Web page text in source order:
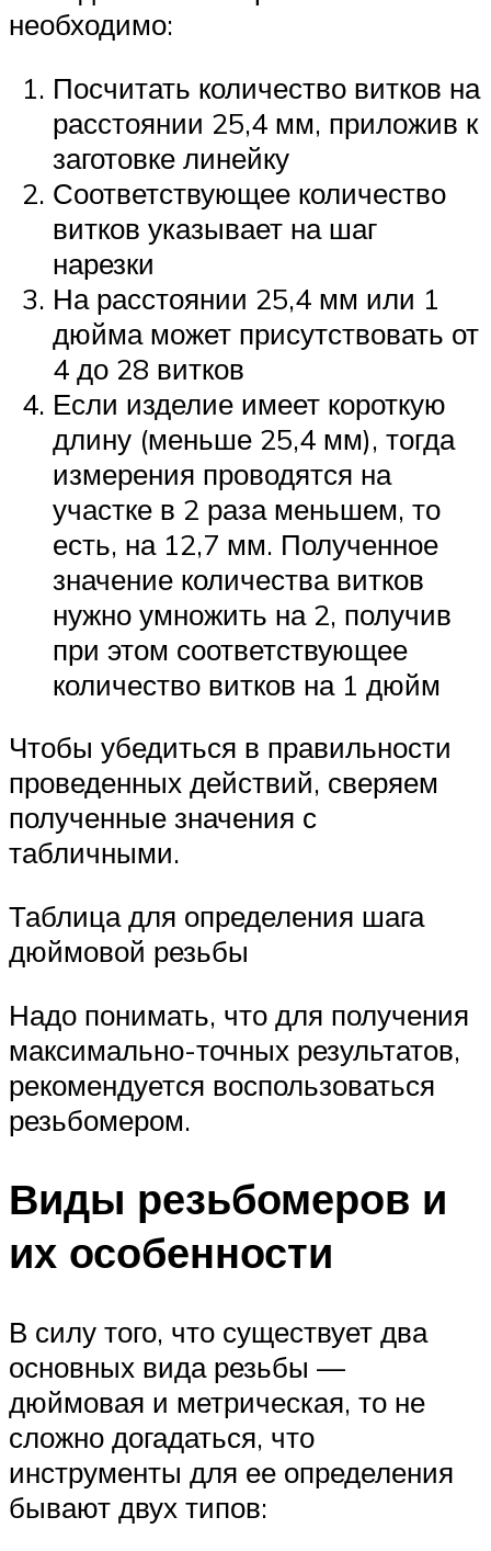
необходимо:
Посчитать количество витков на
расстоянии 25,4 мм, приложив к
заготовке линейку
Соответствующее количество
витков указывает на шаг
нарезки
На расстоянии 25,4 мм или 1
дюйма может присутствовать от
4 до 28 витков
Если изделие имеет короткую
длину (меньше 25,4 мм), тогда
измерения проводятся на
участке в 2 раза меньшем, то
есть, на 12,7 мм. Полученное
значение количества витков
нужно умножить на 2, получив
при этом соответствующее
количество витков на 1 дюйм
Чтобы убедиться в правильности
проведенных действий, сверяем
полученные значения с
табличными.
Таблица для определения шага
дюймовой резьбы
Надо понимать, что для получения
максимально-точных результатов,
рекомендуется воспользоваться
резьбомером.
Виды резьбомеров и
их особенности
В силу того, что существует два
основных вида резьбы —
дюймовая и метрическая, то не
сложно догадаться, что
инструменты для ее определения
бывают двух типов: